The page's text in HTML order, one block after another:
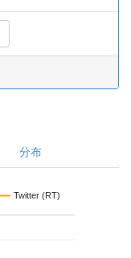
分布
Twitter (RT)